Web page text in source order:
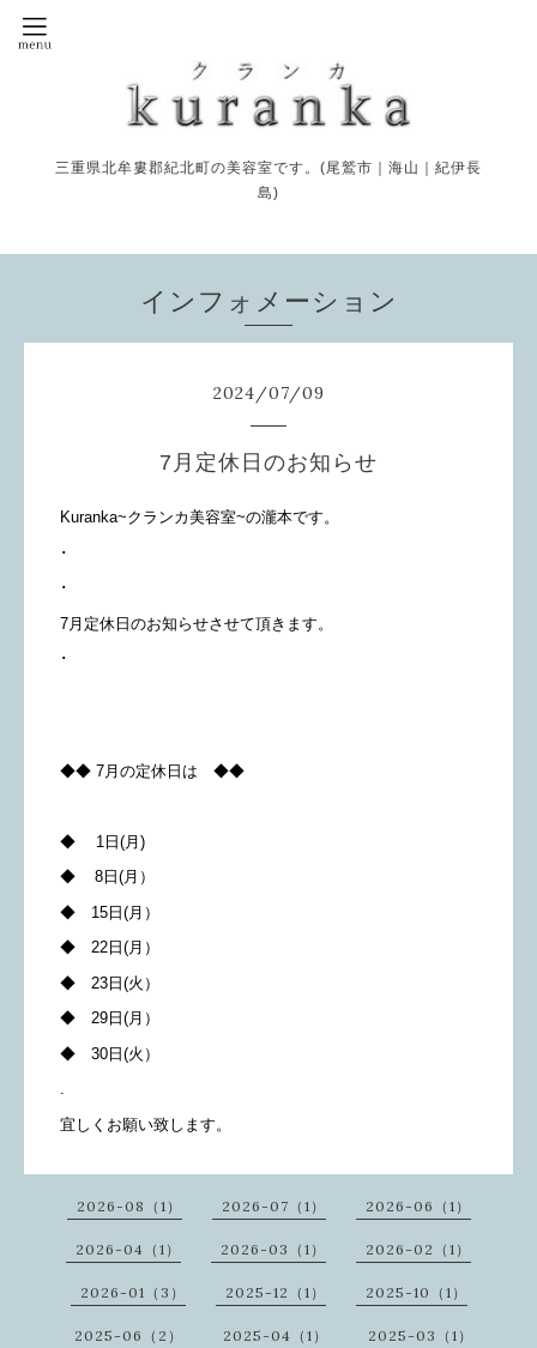
三重県北牟婁郡紀北町の美容室です。(尾鷲市｜海山｜紀伊長
島)
インフォメーション
2024/07/09
7月定休日のお知らせ
Kuranka~クランカ美容室~の瀧本です。
･
･
7月定休日のお知らせさせて頂きます。
･
◆◆ 7月の定休日は ◆◆
◆ 1日(月)
◆ 8日(月）
◆ 15日(月）
◆ 22日(月）
◆ 23日(火）
◆ 29日(月）
◆ 30日(火）
.
宜しくお願い致します。
2026-08（1） 2026-07（1） 2026-06（1）
2026-04（1） 2026-03（1） 2026-02（1）
2026-01（3） 2025-12（1） 2025-10（1）
2025-06（2） 2025-04（1） 2025-03（1）